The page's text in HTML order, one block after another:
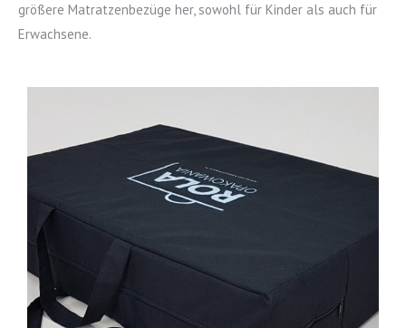
größere Matratzenbezüge her, sowohl für Kinder als auch für
Erwachsene.